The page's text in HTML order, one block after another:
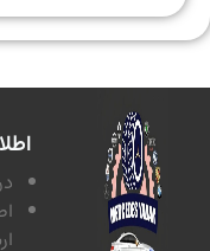
اطلاعات
درباره
ارسال